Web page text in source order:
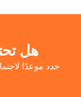
هل
حدد موعدًا